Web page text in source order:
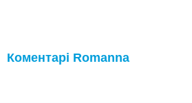
Коментарі Romanna